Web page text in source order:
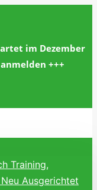
im Dezember
+++
Training,
Ausgerichtet